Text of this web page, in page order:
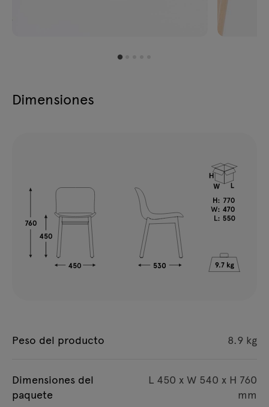
Dimensiones
Peso del producto 8.9 kg
Dimensiones del
paquete
L 450 x W 540 x H 760
mm